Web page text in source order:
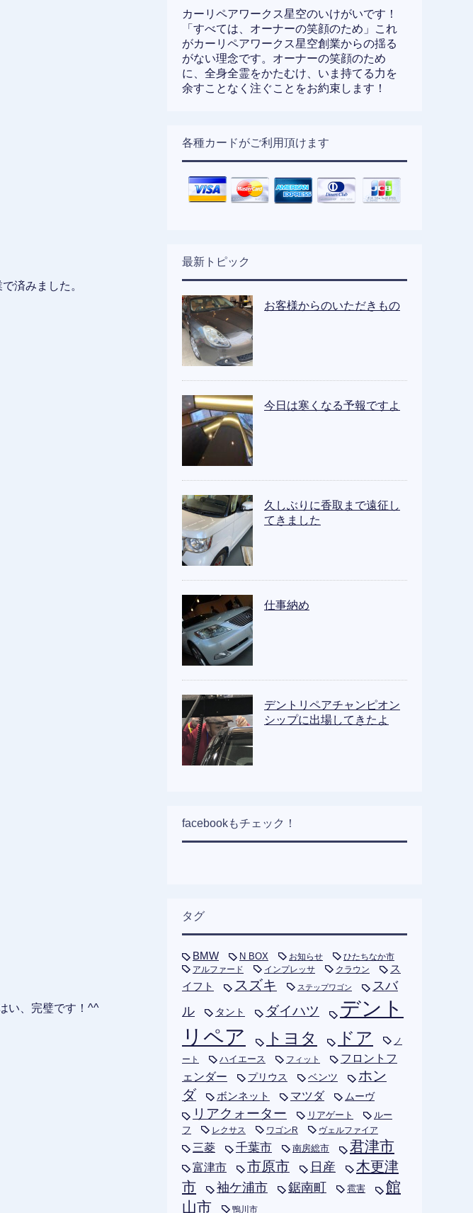
済みました。
い、完璧です！^^
カーリペアワークス星空のいけがいです！
「すべては、オーナーの笑顔のため」これ
がカーリペアワークス星空創業からの揺る
がない理念です。オーナーの笑顔のため
に、全身全霊をかたむけ、いま持てる力を
余すことなく注ぐことをお約束します！
各種カードがご利用頂けます
最新トピック
お客様からのいただきもの
今日は寒くなる予報ですよ
久しぶりに香取まで遠征し
てきました
仕事納め
デントリペアチャンピオン
シップに出場してきたよ
facebookもチェック！
タグ
BMW N BOX お知らせ
ひたちなか市
アルファード
インプレッサ クラウン
ス
イフト
スズキ ステップワゴン
スバ
ル
タント ダイハツ
デント
リペア
トヨタ ドア ノ
ート ハイエース フィット
フロントフ
ェンダー
プリウス ベンツ
ホン
ダ
ボンネット マツダ ムーヴ
リアクォーター リアゲート
ルー
フ
レクサス ワゴンR ヴェルファイア
三菱 千葉市 南房総市 君津市
富津市 市原市 日産
木更津
市
袖ケ浦市 鋸南町 雹害
館
山市
鴨川市